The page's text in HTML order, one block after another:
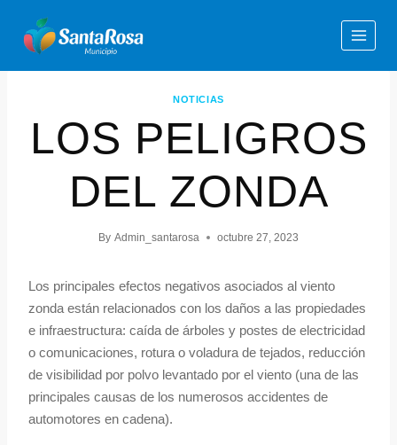
NOTICIAS
LOS PELIGROS
DEL ZONDA
By Admin_santarosa octubre 27, 2023
Los principales efectos negativos asociados al viento
zonda están relacionados con los daños a las propiedades
e infraestructura: caída de árboles y postes de electricidad
o comunicaciones, rotura o voladura de tejados, reducción
de visibilidad por polvo levantado por el viento (una de las
principales causas de los numerosos accidentes de
automotores en cadena).